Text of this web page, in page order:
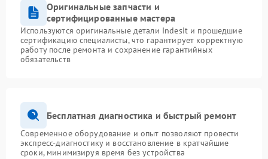
Оригинальные запчасти и
сертифицированные мастера
Используются оригинальные детали Indesit и прошедшие
сертификацию специалисты, что гарантирует корректную
работу после ремонта и сохранение гарантийных
обязательств
Бесплатная диагностика и быстрый ремонт
Современное оборудование и опыт позволяют провести
экспресс-диагностику и восстановление в кратчайшие
сроки, минимизируя время без устройства